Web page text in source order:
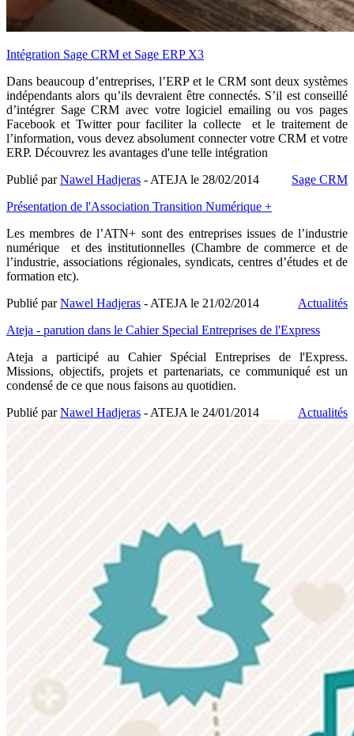
Intégration Sage CRM et Sage ERP X3
Dans beaucoup d’entreprises, l’ERP et le CRM sont deux systèmes
indépendants alors qu’ils devraient être connectés. S’il est conseillé
d’intégrer Sage CRM avec votre logiciel emailing ou vos pages
Facebook et Twitter pour faciliter la collecte et le traitement de
l’information, vous devez absolument connecter votre CRM et votre
ERP. Découvrez les avantages d'une telle intégration
Sage CRM
Publié parNawel Hadjeras - ATEJA le 28/02/2014
Présentation de l'Association Transition Numérique +
Les membres de l’ATN+ sont des entreprises issues de l’industrie
numérique et des institutionnelles (Chambre de commerce et de
l’industrie, associations régionales, syndicats, centres d’études et de
formation etc).
Actualités
Publié parNawel Hadjeras - ATEJA le 21/02/2014
Ateja - parution dans le Cahier Special Entreprises de l'Express
Ateja a participé au Cahier Spécial Entreprises de l'Express.
Missions, objectifs, projets et partenariats, ce communiqué est un
condensé de ce que nous faisons au quotidien.
Actualités
Publié parNawel Hadjeras - ATEJA le 24/01/2014